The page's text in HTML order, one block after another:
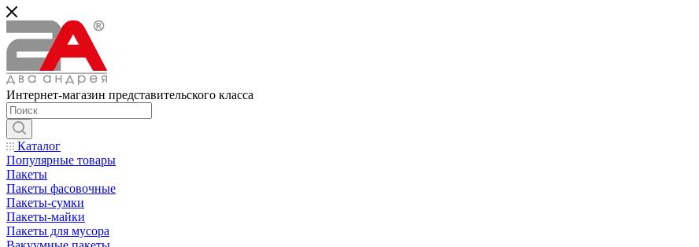
Интернет-магазин представительского класса
Каталог
Популярные товары
Пакеты
Пакеты фасовочные
Пакеты-сумки
Пакеты-майки
Пакеты для мусора